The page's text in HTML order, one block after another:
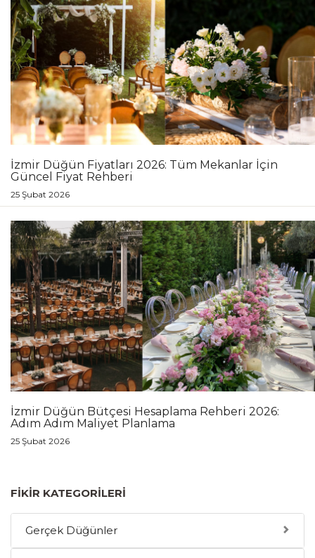
İzmir Düğün Fiyatları 2026: Tüm Mekanlar İçin
Güncel Fiyat Rehberi
25 Şubat 2026
İzmir Düğün Bütçesi Hesaplama Rehberi 2026:
Adım Adım Maliyet Planlama
25 Şubat 2026
FIKIR KATEGORILERI
Gerçek Düğünler